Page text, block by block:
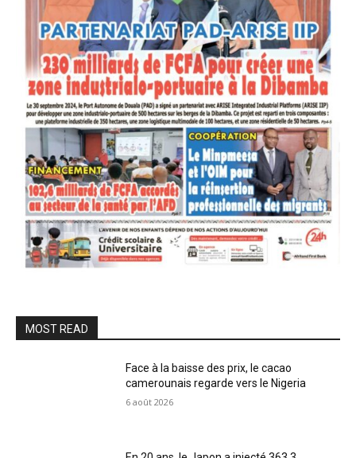
MOST READ
Face à la baisse des prix, le cacao
camerounais regarde vers le Nigeria
6 août 2026